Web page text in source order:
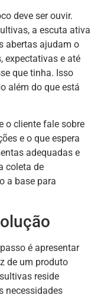
deve ser ouvir.
a escuta ativa
abertas ajudam o
expectativas e até
que tinha. Isso
além do que está
o cliente fale sobre
e o que espera
adequadas e
coleta de
a base para
é apresentar
de um produto
reside
necessidades